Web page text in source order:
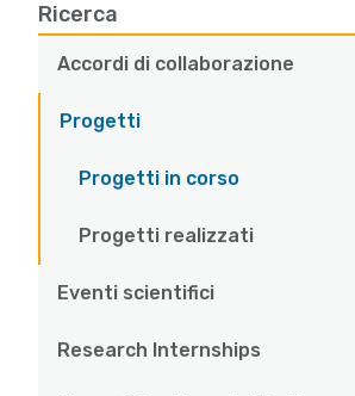
Main
navigation
Ricerca
Accordi di collaborazione
Progetti
Progetti in corso
Progetti realizzati
Eventi scientifici
Research Internships